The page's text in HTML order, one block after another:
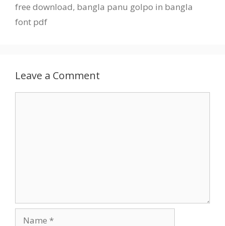
free download, bangla panu golpo in bangla
font pdf
Leave a Comment